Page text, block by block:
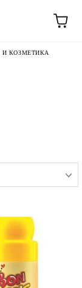
КОЗМЕТИКА